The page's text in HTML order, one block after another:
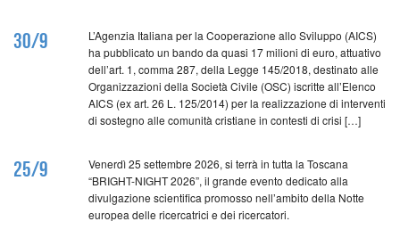
30/9
L’Agenzia Italiana per la Cooperazione allo Sviluppo (AICS)
ha pubblicato un bando da quasi 17 milioni di euro, attuativo
dell’art. 1, comma 287, della Legge 145/2018, destinato alle
Organizzazioni della Società Civile (OSC) iscritte all’Elenco
AICS (ex art. 26 L. 125/2014) per la realizzazione di interventi
di sostegno alle comunità cristiane in contesti di crisi […]
25/9
Venerdì 25 settembre 2026, si terrà in tutta la Toscana
“BRIGHT-NIGHT 2026”, il grande evento dedicato alla
divulgazione scientifica promosso nell’ambito della Notte
europea delle ricercatrici e dei ricercatori.